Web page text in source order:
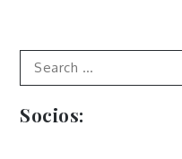
Search
Socios: